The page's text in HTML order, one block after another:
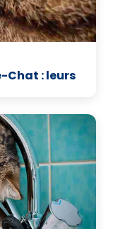
Chat : leurs